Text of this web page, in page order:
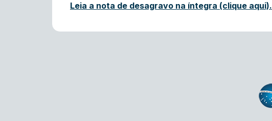
Leia a nota de desagravo na íntegra (clique aqui).